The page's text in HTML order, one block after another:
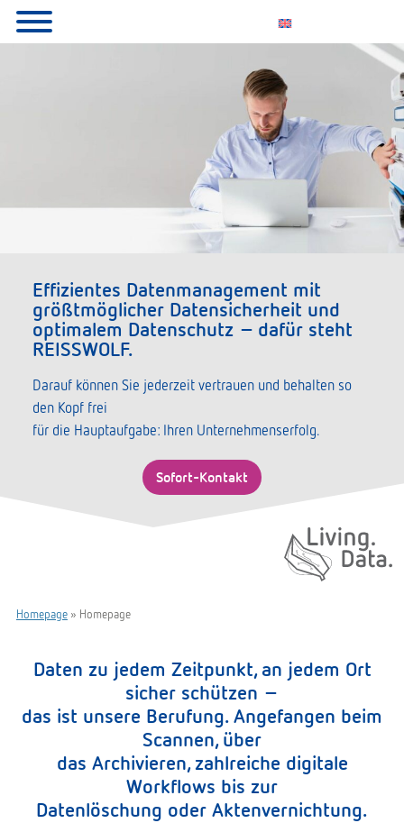
Effizientes Datenmanagement mit
größtmöglicher Datensicherheit und
optimalem Datenschutz – dafür steht
REISSWOLF.
Darauf können Sie jederzeit vertrauen und behalten so
den Kopf frei
für die Hauptaufgabe: Ihren Unternehmenserfolg.
Sofort-Kontakt
Homepage» Homepage
Daten zu jedem Zeitpunkt, an jedem Ort
sicher schützen –
das ist unsere Berufung. Angefangen beim
Scannen, über
das Archivieren, zahlreiche digitale
Workflows bis zur
Datenlöschung oder Aktenvernichtung.